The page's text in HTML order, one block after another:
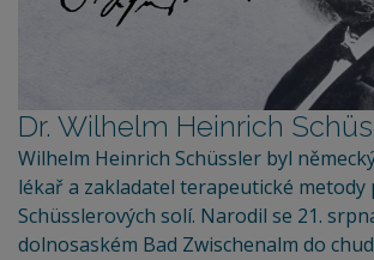
Dr. Wilhelm Heinrich
Wilhelm Heinrich Schüssler byl
lékař a zakladatel terapeutické metody
Schüsslerových solí. Narodil se 21.
dolnosaském Bad Zwischenalm do